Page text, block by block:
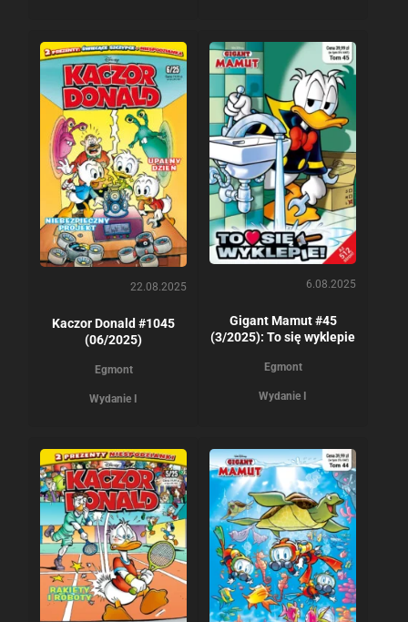
22.08.2025
Kaczor Donald #1045
(06/2025)
Egmont
Wydanie I
6.08.2025
Gigant Mamut #45
(3/2025): To się wyklepie
Egmont
Wydanie I